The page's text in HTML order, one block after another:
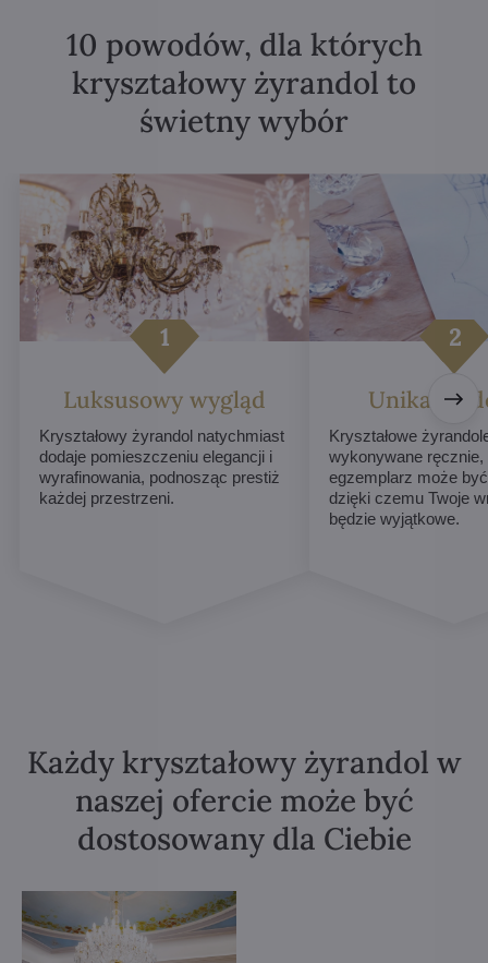
10 powodów, dla których
kryształowy żyrandol to
świetny wybór
Luksusowy wygląd
Kryształowy żyrandol natychmiast
dodaje pomieszczeniu elegancji i
wyrafinowania, podnosząc prestiż
każdej przestrzeni.
Unikalne
Kryształowe
wykonywane
egzemplarz może
dzięki czemu Twoje
będzie wyjątkowe.
Każdy kryształowy żyrandol w
naszej ofercie może być
dostosowany dla Ciebie